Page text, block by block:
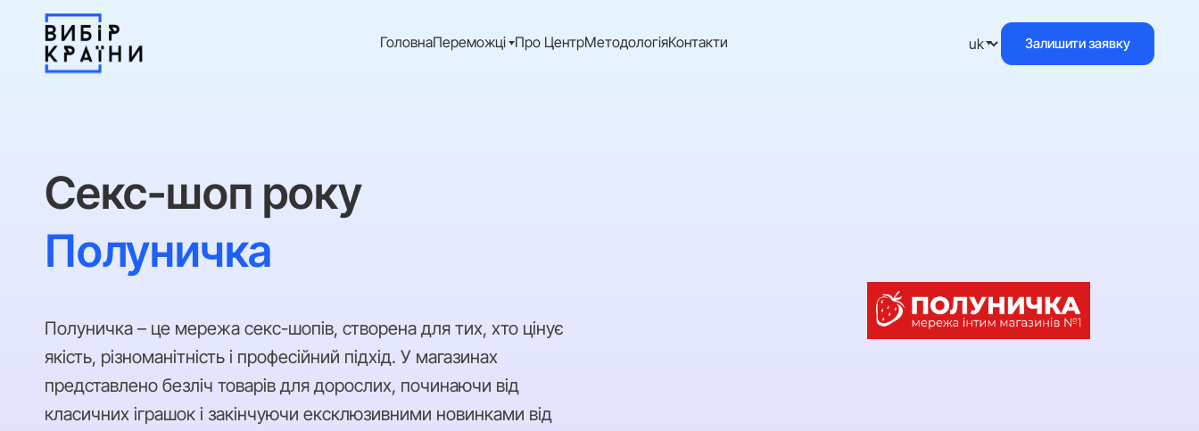
ГоловнаПереможці Про ЦентрМетодологіяКонтакти Залишити заявку
Секс-шоп року
Полуничка
Полуничка – це мережа секс-шопів, створена для тих, хто цінує
якість, різноманітність і професійний підхід. У магазинах
представлено безліч товарів для дорослих, починаючи від
класичних іграшок і закінчуючи ексклюзивними новинками від